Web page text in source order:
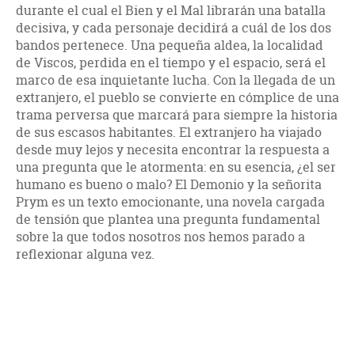
durante el cual el Bien y el Mal librarán una batalla
decisiva, y cada personaje decidirá a cuál de los dos
bandos pertenece. Una pequeña aldea, la localidad
de Viscos, perdida en el tiempo y el espacio, será el
marco de esa inquietante lucha. Con la llegada de un
extranjero, el pueblo se convierte en cómplice de una
trama perversa que marcará para siempre la historia
de sus escasos habitantes. El extranjero ha viajado
desde muy lejos y necesita encontrar la respuesta a
una pregunta que le atormenta: en su esencia, ¿el ser
humano es bueno o malo? El Demonio y la señorita
Prym es un texto emocionante, una novela cargada
de tensión que plantea una pregunta fundamental
sobre la que todos nosotros nos hemos parado a
reflexionar alguna vez.